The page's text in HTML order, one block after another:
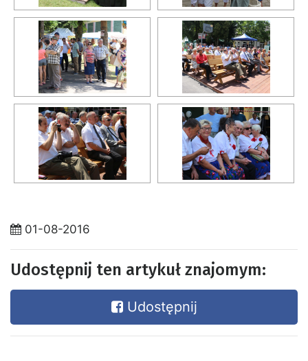
01-08-2016
Udostępnij ten artykuł znajomym:
Udostępnij